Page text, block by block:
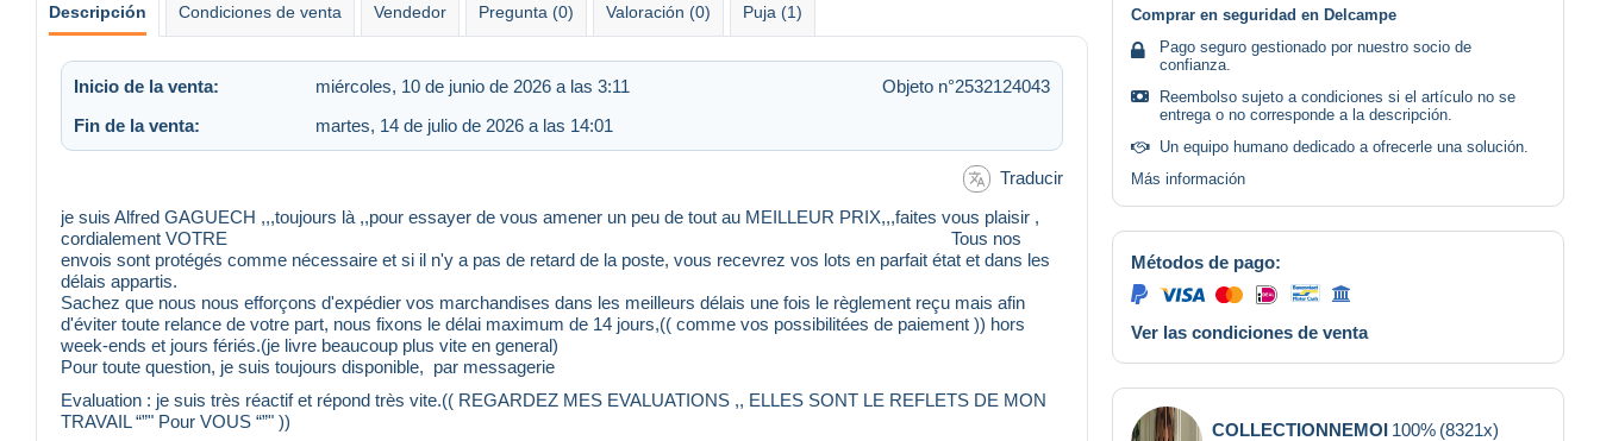
Descripción Condiciones de venta Vendedor Pregunta (0) Valoración (0) Puja (1)
Inicio de la venta: miércoles, 10 de junio de 2026 a las 3:11
Objeto n°2532124043
Fin de la venta:
martes, 14 de julio de 2026 a las 14:01
Traducir
je suis Alfred GAGUECH ,,,toujours là ,,pour essayer de vous amener un peu de tout au MEILLEUR PRIX,,,faites vous plaisir ,
cordialement VOTRE Tous nos
envois sont protégés comme nécessaire et si il n'y a pas de retard de la poste, vous recevrez vos lots en parfait état et dans les
délais appartis.
Sachez que nous nous efforçons d'expédier vos marchandises dans les meilleurs délais une fois le règlement reçu mais afin
d'éviter toute relance de votre part, nous fixons le délai maximum de 14 jours,(( comme vos possibilitées de paiement )) hors
week-ends et jours fériés.(je livre beaucoup plus vite en general)
Pour toute question, je suis toujours disponible, par messagerie
Evaluation : je suis très réactif et répond très vite.(( REGARDEZ MES EVALUATIONS ,, ELLES SONT LE REFLETS DE MON
TRAVAIL “”" Pour VOUS “”" ))
Comprar en seguridad en Delcampe
Pago seguro gestionado por nuestro socio de
confianza.
Reembolso sujeto a condiciones si el artículo no se
entrega o no corresponde a la descripción.
Un equipo humano dedicado a ofrecerle una solución.
Más información
Métodos de pago:
Ver las condiciones de venta
COLLECTIONNEMOI 100% (8321x)